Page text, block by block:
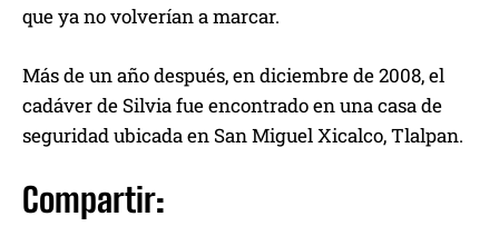
que ya no volverían a marcar.
Más de un año después, en diciembre de 2008, el
cadáver de Silvia fue encontrado en una casa de
seguridad ubicada en San Miguel Xicalco, Tlalpan.
Compartir: